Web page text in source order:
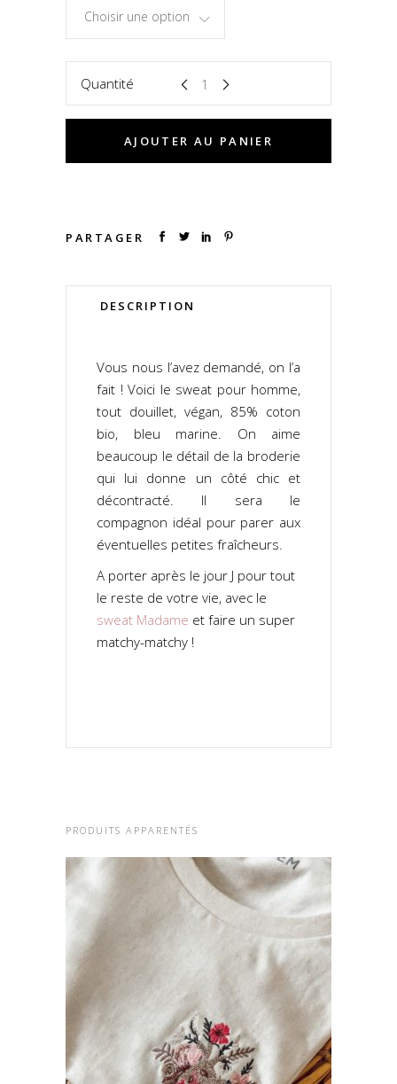
Choisir une option
Quantité
AJOUTER AU PANIER
PARTAGER
DESCRIPTION
Vous nous l’avez demandé, on l’a
fait ! Voici le sweat pour homme,
tout douillet, végan, 85% coton
bio, bleu marine. On aime
beaucoup le détail de la broderie
qui lui donne un côté chic et
décontracté. Il sera le
compagnon idéal pour parer aux
éventuelles petites fraîcheurs.
A porter après le jour J pour tout
le reste de votre vie, avec le
sweat Madame et faire un super
matchy-matchy !
PRODUITS APPARENTÉS